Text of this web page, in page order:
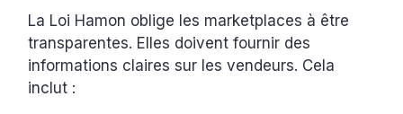
La Loi Hamon oblige les marketplaces à être
transparentes. Elles doivent fournir des
informations claires sur les vendeurs. Cela
inclut :